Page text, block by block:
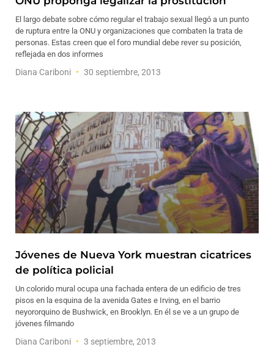
El largo debate sobre cómo regular el trabajo sexual llegó a un punto
de ruptura entre la ONU y organizaciones que combaten la trata de
personas. Estas creen que el foro mundial debe rever su posición,
reflejada en dos informes
Diana Cariboni 30 septiembre, 2013
Jóvenes de Nueva York muestran cicatrices
de política policial
Un colorido mural ocupa una fachada entera de un edificio de tres
pisos en la esquina de la avenida Gates e Irving, en el barrio
neyororquino de Bushwick, en Brooklyn. En él se ve a un grupo de
jóvenes filmando
Diana Cariboni 3 septiembre, 2013